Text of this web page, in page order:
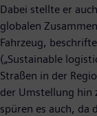
Dabei stellte er
globalen
Fahrzeug,
(„Sustainable
Straßen in der
der Umstellung hin
spüren es auch, da